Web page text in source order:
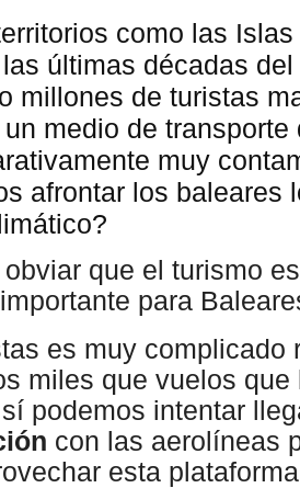
como las
últimas décadas
millones de turistas
medio de transporte
muy
afrontar los baleares
que el turismo
para
es muy complicado
miles que vuelos
podemos intentar
con las aerolíneas
esta